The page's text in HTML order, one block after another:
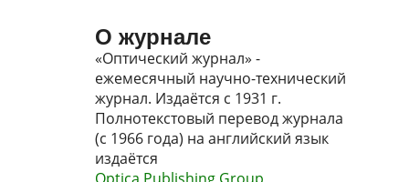
О журнале
«Оптический журнал» -
ежемесячный научно-технический
журнал. Издаётся с 1931 г.
Полнотекстовый перевод журнала
(с 1966 года) на английский язык
издаётся